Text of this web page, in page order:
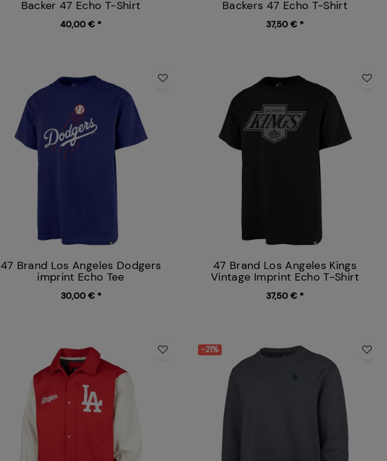
Backer 47 Echo T-Shirt
40,00 € *
Backers 47 Echo T-Shirt
37,50 € *
47 Brand Los Angeles Dodgers
imprint Echo Tee
30,00 € *
47 Brand Los Angeles Kings
Vintage Imprint Echo T-Shirt
37,50 € *
-21%